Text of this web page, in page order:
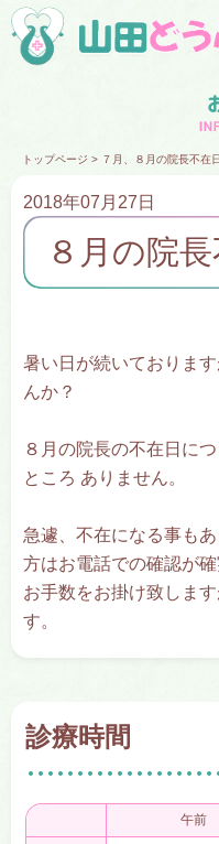
トップページ > ７月、８月の院長不在
2018年07月27日
８月の院
暑い日が続いておりま
んか？
８月の院長の不在日に
ところ ありません。
急遽、不在になる事も
方はお電話での確認が確
お手数をお掛け致しま
す。
診療時間
午前